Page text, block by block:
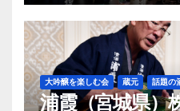
大吟醸を楽しむ会 蔵元 話題の
浦霞（宮城県）